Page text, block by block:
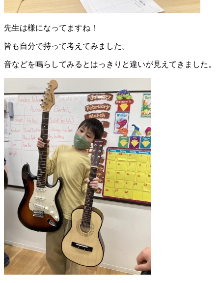
先生は様になってますね！
皆も自分で持って考えてみました。
音などを鳴らしてみるとはっきりと違いが見えてきました。